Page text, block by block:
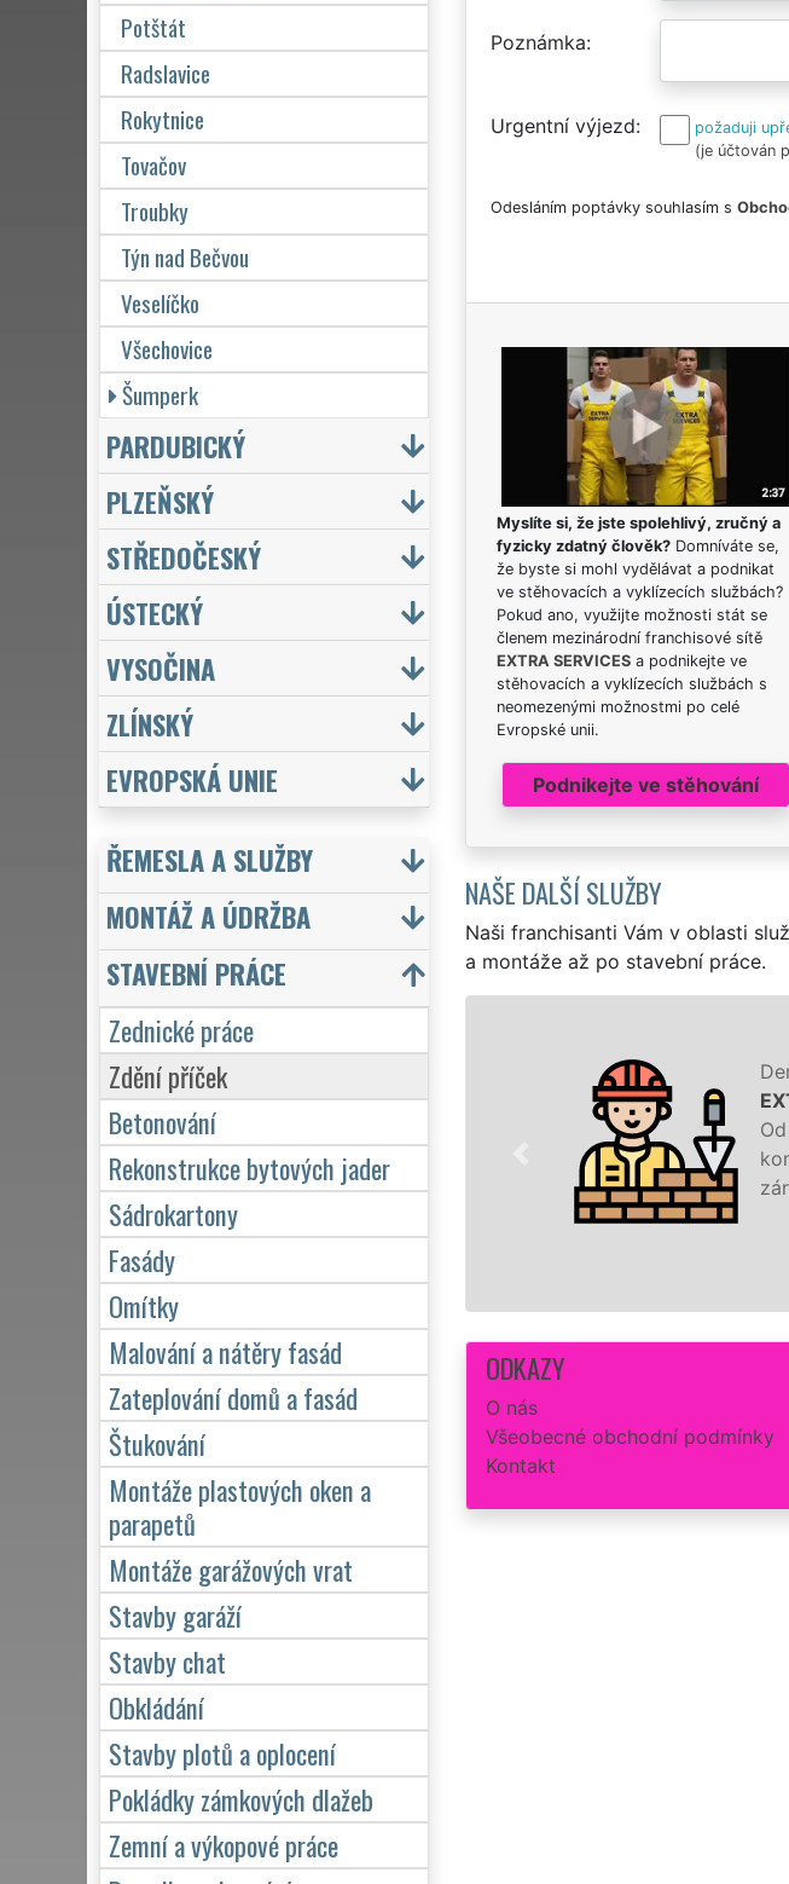
Poznámka
Urgentní výjezd
požaduji
(je účtován
Odesláním poptávky souhlasím s
Myslíte si, že jste spolehlivý, zručný a
fyzicky zdatný člověk?Domníváte se,
že byste si mohl vydělávat a podnikat
ve stěhovacích a vyklízecích službách?
Pokud ano, využijte možnosti stát se
členem mezinárodní franchisové sítě
EXTRA SERVICESa podnikejte ve
stěhovacích a vyklízecích službách s
neomezenými možnostmi po celé
Evropské unii.
Podnikejte ve stěhování
NAŠE DALŠÍ SLUŽBY
Naši franchisanti Vám v oblasti
a montáže až po stavební práce.
ODKAZY
O nás
Všeobecné obchodní podmínky
Kontakt
Potštát
Radslavice
Rokytnice
Tovačov
Troubky
Týn nad Bečvou
Veselíčko
Všechovice
Šumperk
PARDUBICKÝ
PLZEŇSKÝ
STŘEDOČESKÝ
ÚSTECKÝ
VYSOČINA
ZLÍNSKÝ
EVROPSKÁ UNIE
ŘEMESLA A SLUŽBY
MONTÁŽ A ÚDRŽBA
STAVEBNÍ PRÁCE
Zednické práce
Zdění příček
Betonování
Rekonstrukce bytových jader
Sádrokartony
Fasády
Omítky
Malování a nátěry fasád
Zateplování domů a fasád
Štukování
Montáže plastových oken a
parapetů
Montáže garážových vrat
Stavby garáží
Stavby chat
Obkládání
Stavby plotů a oplocení
Pokládky zámkových dlažeb
Zemní a výkopové práce